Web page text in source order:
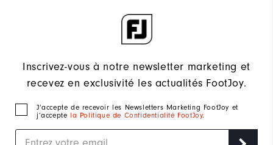
Inscrivez-vous à notre newsletter marketing et
recevez en exclusivité les actualités FootJoy.
J‘accepte de recevoir les Newsletters Marketing FootJoy et
j’accepte
la Politique de Confidentialité FootJoy.